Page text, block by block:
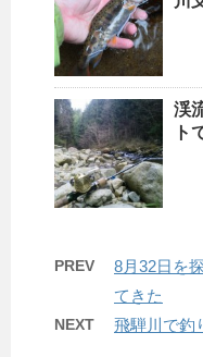
渓
ト
PREV
8月32日を
てきた
NEXT 飛騨川で釣